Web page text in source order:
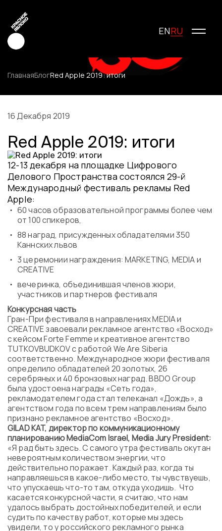
ENRU
Медиа
Молодые креаторы
О фестивале
История фестиваля
Условия участия
Жюри
Победители
Специальные награды
Программа
Часто задаваемые вопросы
Контакты
Блог
Цикл лекций
ВОЙТИ
ГлавнаяБлогRed Apple 2019: итоги
16 Декабря 2019
Red Apple 2019: итоги
12-13 декабря на площадке Цифрового
Делового Пространства состоялся 29-й
Международный фестиваль рекламы Red
Apple:
60 часов образовательной программы более чем
от 100 спикеров,
88 наград, присужденных обладателями 350
Каннских львов
3 церемонии награждения: MARKETING, MEDIA и
CREATIVE
вечеринка, объединившая членов жюри,
участников и партнеров фестиваля
Конкурсная часть
Гран-При фестиваля в направлениях MEDIA и
CREATIVE завоевали рекламное агентство «Восход»
с кейсом Forte Femme и креативное агентство
TUTKOVBUDKOV с работой We Are Siberia
соответственно. Международное жюри фестиваля
определило обладателей 20 золотых, 26
серебряных и 40 бронзовых наград. BBDO Group
была удостоена награды «Сеть года»,
рекламодателем года стал телеканал «Дождь», а
агентством года по всем трем направлениям было
признано рекламное агентство «Восход».
GILAD KAT, директор по коммуникационному
планированию MediaCom Israel, Media Jury President:
«Я рад быть здесь. С самого утра фестиваль окутан
невероятным количеством энергии, что
действительно поражает. Каждый раз, когда ты
направляешься в какое-либо место, ты чувствуешь,
что упускаешь что-то там, откуда уходишь. Что
касается конкурсной части, я считаю, что нам
удалось выбрать достойных победителей, и если
судить по качеству работ, которые мы здесь
увидели, то у российского рекламного рынка